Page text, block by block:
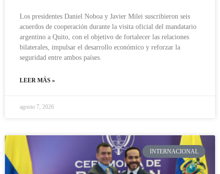
Los presidentes Daniel Noboa y Javier Milei suscribieron seis
acuerdos de cooperación durante la visita oficial del mandatario
argentino a Quito, con el objetivo de fortalecer las relaciones
bilaterales, impulsar el desarrollo económico y reforzar la
seguridad entre ambos países.
LEER MÁS »
agosto 7, 2026
INTERNACIONAL